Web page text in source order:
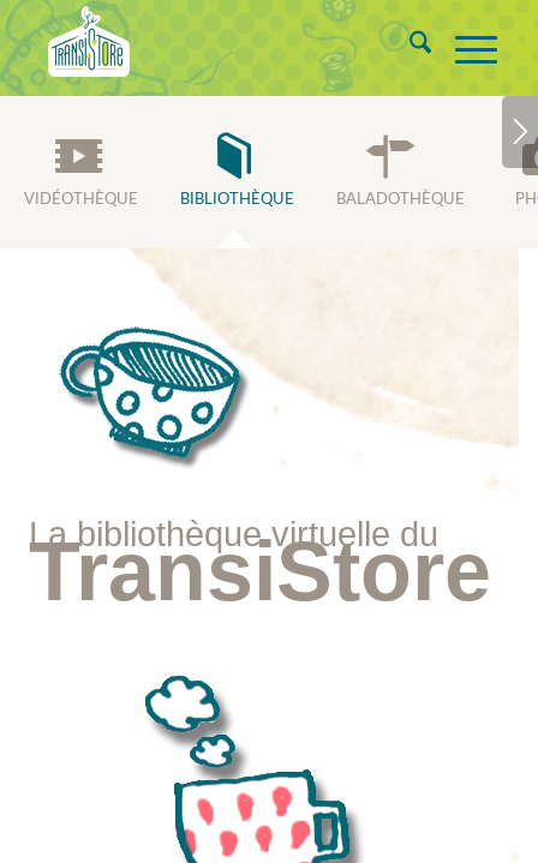
VIDÉOTHÈQUE BIBLIOTHÈQUE BALADOTHÈQUE
La bibliothèque virtuelle du
TransiStore